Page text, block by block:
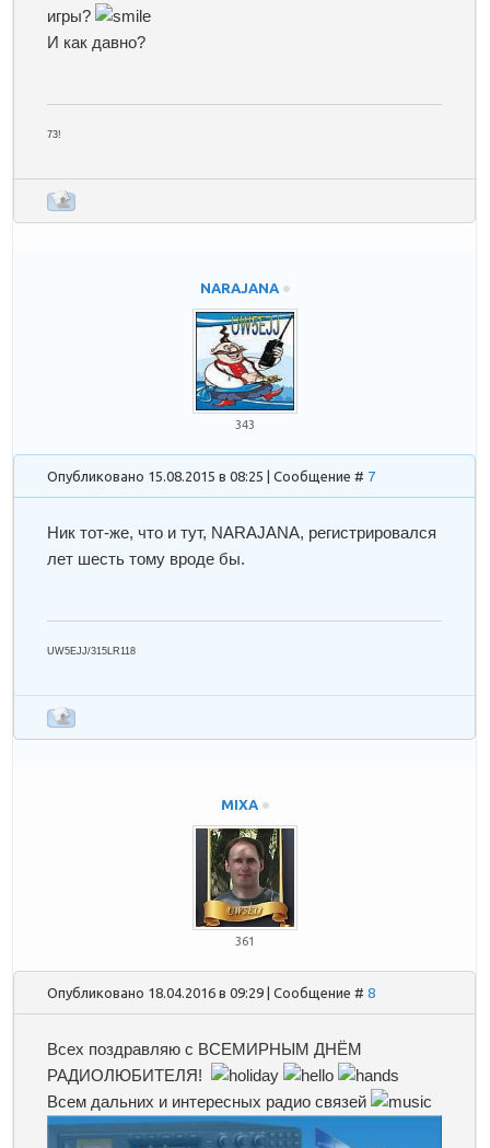
игры?
И как давно?
73!
NARAJANA
343
Опубликовано 15.08.2015 в 08:25 | Сообщение # 7
Ник тот-же, что и тут, NARAJANA, регистрировался
лет шесть тому вроде бы.
UW5EJJ/315LR118
MIXA
361
Опубликовано 18.04.2016 в 09:29 | Сообщение #8
Всех поздравляю с ВСЕМИРНЫМ ДНЁМ
РАДИОЛЮБИТЕЛЯ!
Всем дальних и интересных радио связей